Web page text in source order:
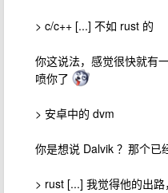
> c/c++ [...] 不如 rust 的
你这说法，感觉很快就有
喷你了
> 安卓中的 dvm
你是想说 Dalvik ？那个已
> rust [...] 我觉得他的出